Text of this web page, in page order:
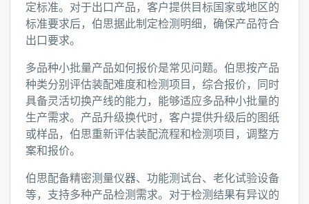
定标准。对于出口产品，客户提供目标国家或地区的
标准要求后，伯思据此制定检测明细，确保产品符合
出口要求。
多品种小批量产品如何报价是常见问题。伯思按产品
种类分别评估装配难度和检测项目，综合报价，同时
具备灵活切换产线的能力，能够适应多品种小批量的
生产需求。产品升级换代时，客户提供升级后的图纸
或样品，伯思重新评估装配流程和检测项目，调整方
案和报价。
伯思配备精密测量仪器、功能测试台、老化试验设备
等，支持多种产品检测需求。对于检测结果有异议的